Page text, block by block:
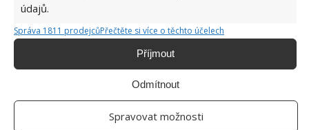
údajů.
Správa 1811 prodejcůPřečtěte si více o těchto účelech
Příjmout
Odmítnout
Spravovat možnosti
Jiří Kolář